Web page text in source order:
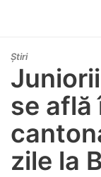
Știri
se
zile la